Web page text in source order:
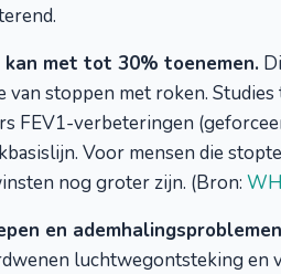
kan met tot 30% toenemen.
van stoppen met roken.
FEV1-verbeteringen
Voor mensen die
nog groter zijn. (Bron:
en
luchtwegontsteking en